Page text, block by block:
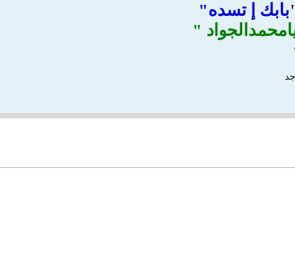
بابك إ تسده"
"